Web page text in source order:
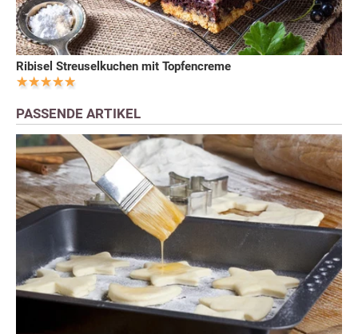
Ribisel Streuselkuchen mit Topfencreme
PASSENDE ARTIKEL